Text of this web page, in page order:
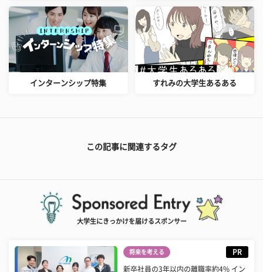
インターンシップ特集 すれみの大学生あるある
この記事に関連するタグ
大学生にきっかけを届けるスポンサー
将来を考える PR
新卒社員の3年以内の離職率約4% イン